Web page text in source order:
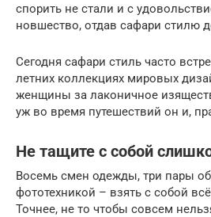
спорить не стали и с
новшество, отдав сафари стилю
Сегодня сафари стиль часто
летних коллекциях мировых
женщины за лаконичное
уж во время путешествий он и,
Не тащите с собой
Восемь смен одежды, три пары
фототехникой – взять с собой
Точнее, не то чтобы совсем